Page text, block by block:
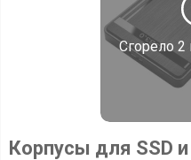
Сгорело 2
Корпусы для SSD